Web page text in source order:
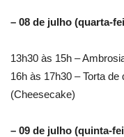
– 08 de julho (quarta-
13h30 às 15h –
16h às 17h30 – Torta
(Cheesecake)
– 09 de julho (quinta-